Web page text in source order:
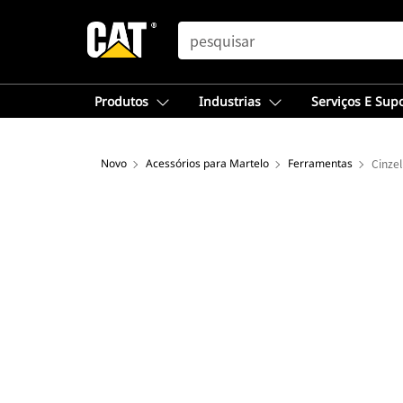
SEARCH
Produtos Industrias Serviços E
Novo Acessórios para Martelo Ferramentas